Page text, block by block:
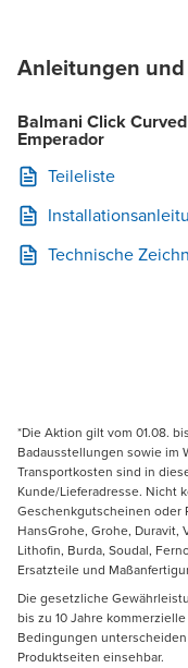
Anleitungen
Balmani Click
Emperador
Teileliste
Technische
*Die Aktion gilt vom 01.08.
Badausstellungen sowie im
Transportkosten sind in
Kunde/Lieferadresse. Nicht
Geschenkgutscheinen oder
HansGrohe, Grohe, Duravit,
Lithofin, Burda, Soudal,
Ersatzteile und
Die gesetzliche
bis zu 10 Jahre
Bedingungen
Produktseiten einsehbar.